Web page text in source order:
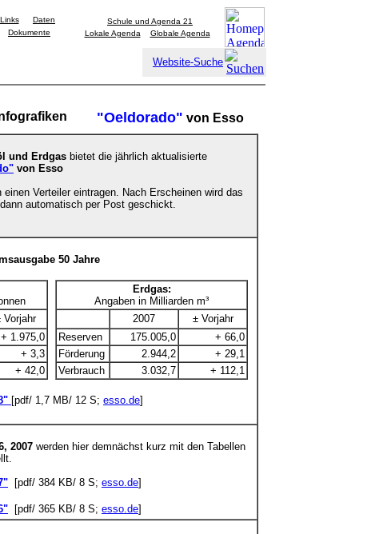
Links
Daten
Dokumente
Schule und Agenda 21
Lokale Agenda
Globale Agenda
Website-Suche
"Oeldorado" von Esso
und Erdgas bietet die jährlich aktualisierte
von Esso
einen Verteiler eintragen. Nach Erscheinen wird das
automatisch per Post geschickt.
50 Jahre
Vorjahr
+ 1.975,0
+ 3,3
+ 42,0
Erdgas:
Angaben in Milliarden m³
2007
± Vorjahr
Reserven
175.005,0
+ 66,0
Förderung
2.944,2
+ 29,1
Verbrauch
3.032,7 + 112,1
[pdf/ 1,7 MB/ 12 S; esso.de]
2007 werden hier demnächst kurz mit den Tabellen
[pdf/ 384 KB/ 8 S; esso.de]
[pdf/ 365 KB/ 8 S; esso.de]